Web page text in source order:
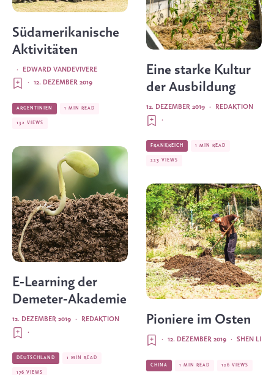
Südamerikanische
Aktivitäten
EDWARD VANDEVIVERE
·
12. DEZEMBER 2019
·
ARGENTINIEN 1 MIN READ
132 VIEWS
E-Learning der
Demeter-Akademie
REDAKTION
·
12. DEZEMBER 2019
·
DEUTSCHLAND 1 MIN READ
176 VIEWS
Eine starke Kultur
der Ausbildung
REDAKTION
·
12. DEZEMBER 2019
·
FRANKREICH 1 MIN READ
223 VIEWS
Pioniere im Osten
SHEN LI
·
12. DEZEMBER 2019
·
CHINA 1 MIN READ 126 VIEWS